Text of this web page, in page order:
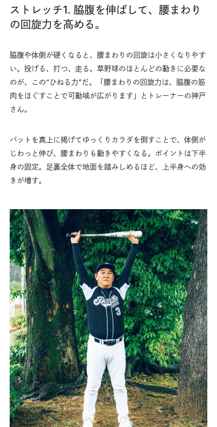
ストレッチ1. 脇腹を伸ばして、腰まわり
の回旋力を高める。
脇腹や体側が硬くなると、腰まわりの回旋は小さくなりやす
い。投げる、打つ、走る。草野球のほとんどの動きに必要な
のが、この“ひねる力”だ。「腰まわりの回旋力は、脇腹の筋
肉をほぐすことで可動域が広がります」とトレーナーの神戸
さん。
バットを真上に掲げてゆっくりカラダを倒すことで、体側が
じわっと伸び、腰まわりも動きやすくなる。ポイントは下半
身の固定。足裏全体で地面を踏みしめるほど、上半身への効
きが増す。